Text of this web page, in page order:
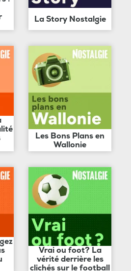
La Story Nostalgie
Les Bons Plans en
Wallonie
Vrai ou foot? La
vérité derrière les
clichés sur le football